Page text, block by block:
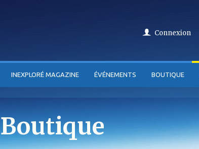
Connexion
INEXPLORÉ MAGAZINE ÉVÉNEMENTS BOUTIQUE
Boutique